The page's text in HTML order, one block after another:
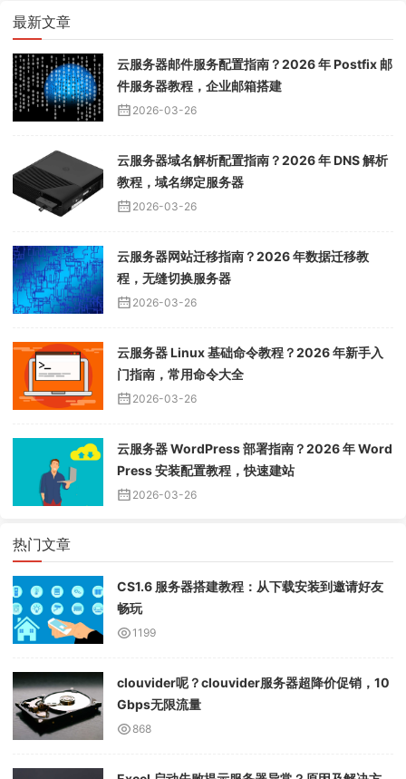
最新文章
云服务器邮件服务配置指南？2026 年 Postfix 邮
件服务器教程，企业邮箱搭建
2026-03-26
云服务器域名解析配置指南？2026 年 DNS 解析
教程，域名绑定服务器
2026-03-26
云服务器网站迁移指南？2026 年数据迁移教
程，无缝切换服务器
2026-03-26
云服务器 Linux 基础命令教程？2026 年新手入
门指南，常用命令大全
2026-03-26
云服务器 WordPress 部署指南？2026 年 Word
Press 安装配置教程，快速建站
2026-03-26
热门文章
CS1.6 服务器搭建教程：从下载安装到邀请好友
畅玩
1199
clouvider呢？clouvider服务器超降价促销，10
Gbps无限流量
868